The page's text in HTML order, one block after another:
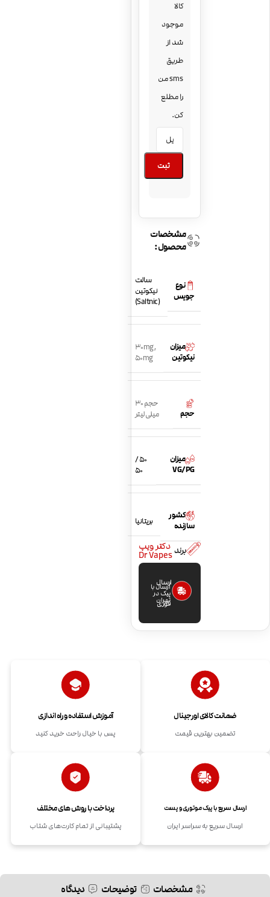
کالا
موجود
شد از
طریق
sms من
را مطلع
کن.
ثبت
مشخصات
محصول:
نوع
جویس
سالت
نیکوتین
(Saltnic)
میزان
نیکوتین
30mg,
50mg
حجم
حجم 30
میلی لیتر
میزان
VG/PG
50 /
50
کشور
سازنده
بریتانیا
برند دکتر ویپ
Dr Vapes
ارسال
فوری
ارسال با
پیک در
تهران
ضمانت کالای اورجینال
تضمین بهترین قیمت
آموزش استفاده و راه اندازی
پس با خیال راحت خرید کنید
ارسال سریع با پیک موتوری و پست
ارسال سریع به سراسر ایران
پرداخت با روش های مختلف
پشتیبانی از تمام کارت‌های شتاب
مشخصات توضیحات دیدگاه